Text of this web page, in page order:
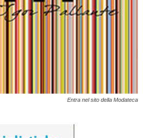
Entra nel sito della Modateca